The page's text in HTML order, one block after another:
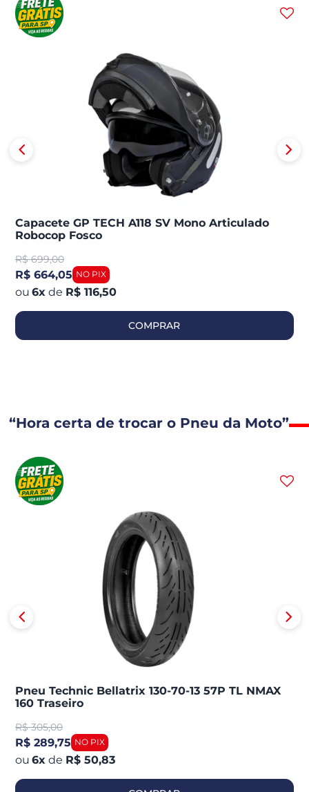
Capacete GP TECH A118 SV Mono Articulado
Robocop Fosco
R$ 699,00
R$ 664,05
6x de R$ 116,50
COMPRAR
“Hora certa de trocar o Pneu da Moto”
Pneu Technic Bellatrix 130-70-13 57P TL NMAX
160 Traseiro
R$ 305,00
R$ 289,75
6x de R$ 50,83